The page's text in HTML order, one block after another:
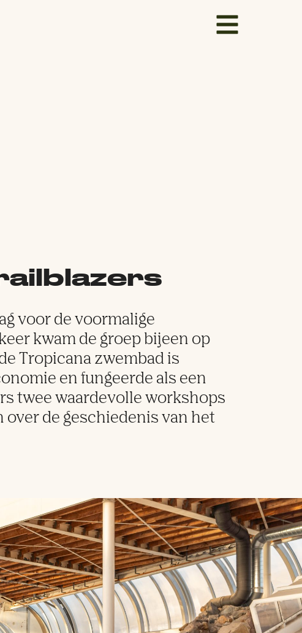
voor de voormalige
kwam de groep bijeen op
Tropicana zwembad is
en fungeerde als een
twee waardevolle workshops
de geschiedenis van het